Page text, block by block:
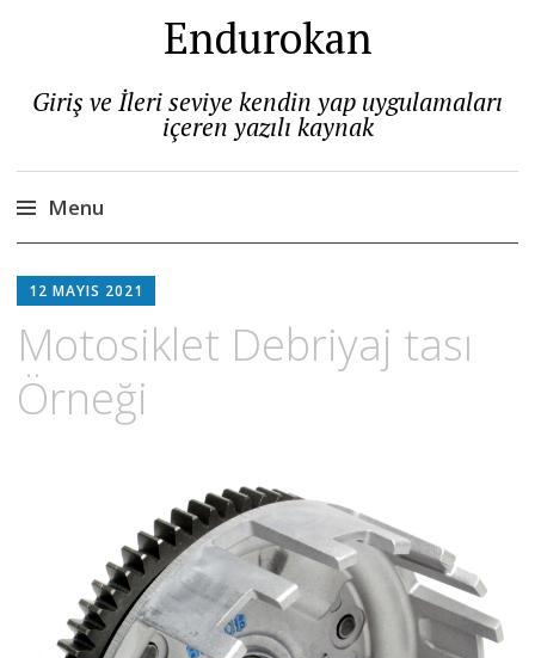
Endurokan
Giriş ve İleri seviye kendin yap uygulamaları
içeren yazılı kaynak
Menu
to
12 MAYIS 2021
Motosiklet Debriyaj tası
Örneği